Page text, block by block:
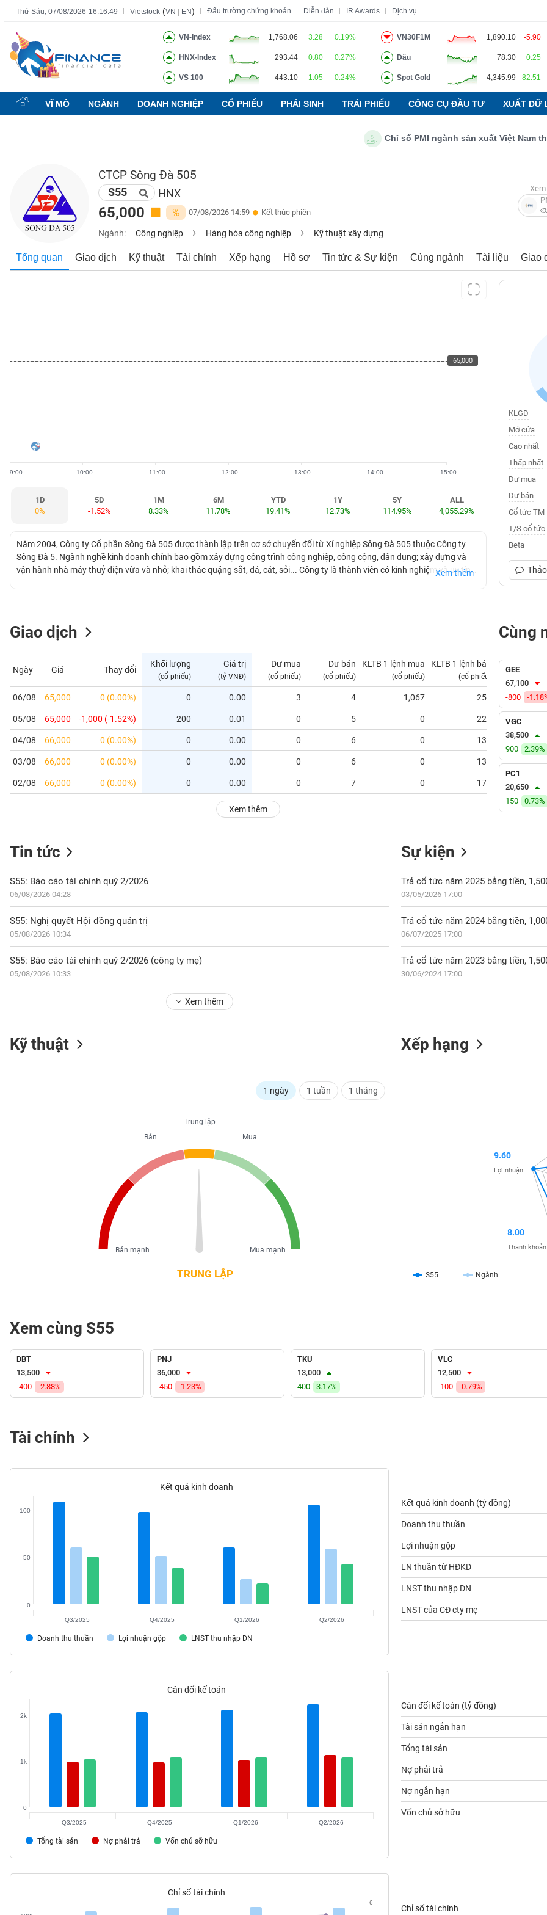
Thứ Sáu, 07/08/2026 16:16:50 Vietstock (VN EN) Đấu trường chứng khoán Diễn đàn IR Awards Dịch vụ
VN-Index 1,768.06 3.28 0.19%
HNX-Index 293.44 0.80 0.27%
VS 100 443.10 1.05 0.24%
VN30F1M 1,890.10 -5.90
Dầu 78.30 0.25
Spot Gold 4,345.99 82.51
VĨ MÔ NGÀNH DOANH NGHIỆP CỔ PHIẾU PHÁI SINH TRÁI PHIẾU CÔNG CỤ ĐẦU TƯ XUẤT DỮ
Chỉ số PMI ngành sản xuất Việt Nam
CTCP Sông Đà 505
S55 HNX
65,000 % 07/08/2026 14:59 Kết thúc phiên
Ngành: Công nghiệp Hàng hóa công nghiệp Kỹ thuật xây dựng
Tổng quan Giao dịch Kỹ thuật Tài chính Xếp hạng Hồ sơ Tin tức & Sự kiện Cùng ngành Tài liệu Giao
65,000
9:00 10:00 11:00 12:00 13:00 14:00 15:00
65,000
1D
0%
5D
-1.52%
1M
8.33%
6M
11.78%
YTD
19.41%
1Y
12.73%
5Y
114.95%
ALL
4,055.29%
Năm 2004, Công ty Cổ phần Sông Đà 505 được thành lập trên cơ sở chuyển đổi từ Xí nghiệp Sông Đà 505 thuộc Công ty
Sông Đà 5. Ngành nghề kinh doanh chính bao gồm xây dựng công trình công nghiệp, công cộng, dân dụng; xây dựng và
vận hành nhà máy thuỷ điện vừa và nhỏ; khai thác quặng sắt, đá, cát, sỏi... Công ty là thành viên có kinh nghiệm và uy tín
Xem thêm
KLGD
Mở cửa
Cao nhất
Thấp nhất
Dư mua
Dư bán
Cổ tức TM
T/S cổ tức
Beta
Giao dịch
Ngày Giá Thay đổi
Khối lượng
(cổ phiếu)
Giá trị
(tỷ VNĐ)
Dư mua
(cổ phiếu)
Dư bán
(cổ phiếu)
KLTB 1 lệnh mua
(cổ phiếu)
KLTB 1 lệnh bán
(cổ phiếu)
06/08 65,000 0 (0.00%) 0 0.00 3 4 1,067 250 0.00
05/08 65,000 -1,000 (-1.52%) 200 0.01 0 5 0 220
04/08 66,000 0 (0.00%) 0 0.00 0 6 0 133 0.00
03/08 66,000 0 (0.00%) 0 0.00 0 6 0 133 0.00
02/08 66,000 0 (0.00%) 0 0.00 0 7 0 171
Xem thêm
Cùng
GEE
67,100
-800
-
VGC
38,500
900
2.39%
PC1
20,650
150
0.73%
Tin tức
S55: Báo cáo tài chính quý 2/2026
06/08/2026 04:28
S55: Nghị quyết Hội đồng quản trị
05/08/2026 10:34
S55: Báo cáo tài chính quý 2/2026 (công ty mẹ)
05/08/2026 10:33
Xem thêm
Sự kiện
Trả cổ tức năm 2025 bằng tiền,
03/05/2026 17:00
Trả cổ tức năm 2024 bằng tiền,
06/07/2025 17:00
Trả cổ tức năm 2023 bằng tiền,
30/06/2024 17:00
Kỹ thuật
1 ngày 1 tuần 1 tháng
TRUNG LẬP
Trung lập
Mua
Mua mạnh
Bán
Bán mạnh
Xếp hạng
S55 Ngành
8.00
Thanh khoản
9.60
Lợi nhuận
Xem cùng S55
DBT
13,500
-400
-2.88%
PNJ
36,000
-450
-1.23%
TKU
13,000
400
3.17%
VLC
12,500
-100
-0.79%
Tài chính
Kết quả kinh doanh
Doanh thu thuần Lợi nhuận gộp LNST thu nhập DN
0
50
100
Q3/2025 Q4/2025 Q1/2026 Q2/2026
Kết quả kinh doanh (tỷ đồng)
Doanh thu thuần
Lợi nhuận gộp
LN thuần từ HĐKD
LNST thu nhập DN
LNST của CĐ cty mẹ
Cân đối kế toán
Tổng tài sản Nợ phải trả Vốn chủ sỡ hữu
0
1k
2k
Q3/2025 Q4/2025 Q1/2026 Q2/2026
Cân đối kế toán (tỷ đồng)
Tài sản ngắn hạn
Tổng tài sản
Nợ phải trả
Nợ ngắn hạn
Vốn chủ sở hữu
Chỉ số tài chính
6
Chỉ số tài chính
Tất cả Tính năng Ngành Mã chứng khoán Lãnh đạo Báo cáo phân tích Thuật ngữ
Tính
năng
(-)
CHỨNG
KHOÁN
NGHIỆP
GIỚI
CÁ
NHÂN
PHÂN
TÍCH
VIETSTOCKFINANCE
DOANH
NGHIỆP
CỔ
PHIẾU
SINH
(-)
VS-
SECTOR
LIỆU
NGHIỆP
TIÊU
TIÊU
THIẾT